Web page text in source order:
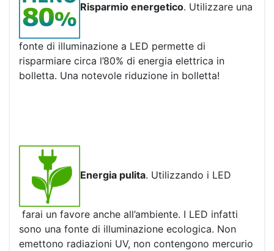
Risparmio energetico. Utilizzare una
fonte di illuminazione a LED permette di
risparmiare circa l’80% di energia elettrica in
bolletta. Una notevole riduzione in bolletta!
Energia pulita. Utilizzando i LED
farai un favore anche all’ambiente. I LED infatti
sono una fonte di illuminazione ecologica. Non
emettono radiazioni UV, non contengono mercurio